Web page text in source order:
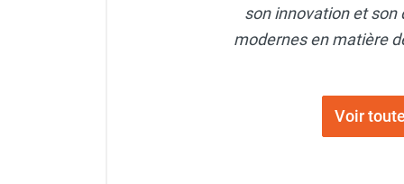
Chauffage polycombustible / huile
Chauffage d'atelier fixe avec brûleur
son innovation et son
modernes en matière
Voir